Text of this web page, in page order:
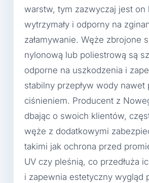
warstw, tym zazwyczaj jest on
wytrzymały i odporny na
załamywanie. Węże zbrojone
nylonową lub poliestrową są
odporne na uszkodzenia i
stabilny przepływ wody nawet
ciśnieniem. Producent z
dbając o swoich klientów,
węże z dodatkowymi
takimi jak ochrona przed
UV czy pleśnią, co przedłuża
i zapewnia estetyczny wygląd